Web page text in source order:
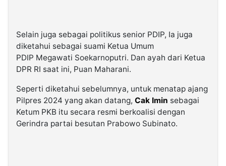
Selain juga sebagai politikus senior PDIP, Ia juga
diketahui sebagai suami Ketua Umum
PDIP Megawati Soekarnoputri. Dan ayah dari Ketua
DPR RI saat ini, Puan Maharani.
Seperti diketahui sebelumnya, untuk menatap ajang
Pilpres 2024 yang akan datang, Cak Imin sebagai
Ketum PKB itu secara resmi berkoalisi dengan
Gerindra partai besutan Prabowo Subinato.